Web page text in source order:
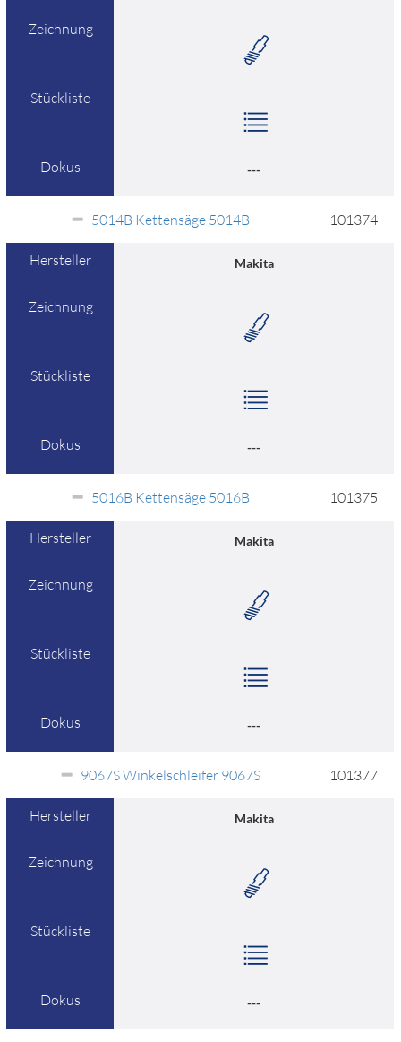
Zeichnung
Stückliste
Dokus ---
5014B Kettensäge 5014B 101374
Hersteller Makita
Zeichnung
Stückliste
Dokus ---
5016B Kettensäge 5016B 101375
Hersteller Makita
Zeichnung
Stückliste
Dokus ---
9067S Winkelschleifer 9067S 101377
Hersteller Makita
Zeichnung
Stückliste
Dokus ---